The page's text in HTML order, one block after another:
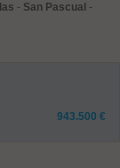
- San Pascual -
943.500 €